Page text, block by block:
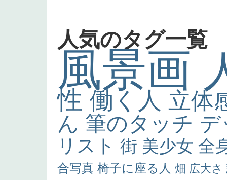
人気のタグ一覧
風景画
性 働く人 立体
ん 筆のタッチ
リスト 街 美少女 全
合写真 椅子に座る人 畑 広大さ